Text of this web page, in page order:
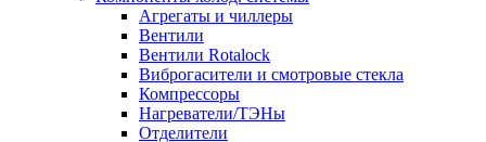
Агрегаты и чиллеры
Вентили
Вентили Rotalock
Виброгасители и смотровые стекла
Компрессоры
Нагреватели/ТЭНы
Отделители